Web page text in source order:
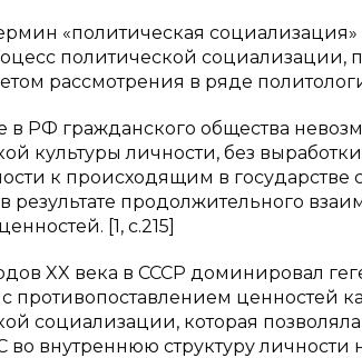
«политическая
политической социализации,
рассмотрения в ряде
в РФ гражданского общества
культуры личности, без
к происходящим в
в результате продолжительного
[1, c.215]
XX века в СССР доминировал
противопоставлением ценностей
социализации, которая
во внутреннюю структуру